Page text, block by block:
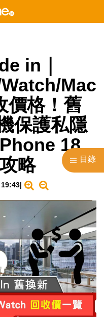
目錄
in｜
Mac
價格！舊
保護私隱
18
略
|